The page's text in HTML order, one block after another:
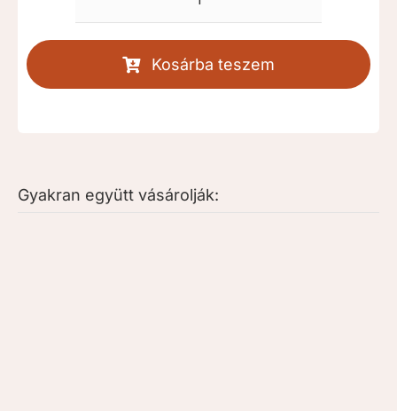
Barackvirág
gyertya
[RKD035]
Kosárba teszem
Gyakran együtt vásárolják: